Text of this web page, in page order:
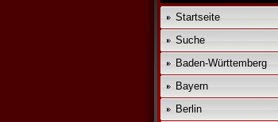
Startseite
Suche
Baden-Württemberg
Bayern
Berlin